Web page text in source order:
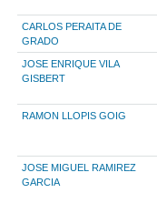
CARLOS PERAITA DE
GRADO
JOSE ENRIQUE VILA
GISBERT
RAMON LLOPIS GOIG
JOSE MIGUEL RAMIREZ
GARCIA